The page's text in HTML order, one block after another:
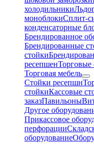
холодильники
моноблокиСплит-
конденсаторные
Брендированное
Брендированные
стойки
ресепшенТорговые
Торговая мебель
Стойки ресепшн
стойкиКассовые
заказПавильоны
Другое
Прикассовое
перфорации
оборудование